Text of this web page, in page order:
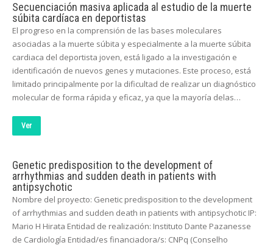
Secuenciación masiva aplicada al estudio de la muerte
súbita cardíaca en deportistas
El progreso en la comprensión de las bases moleculares
asociadas a la muerte súbita y especialmente a la muerte súbita
cardiaca del deportista joven, está ligado a la investigación e
identificación de nuevos genes y mutaciones. Este proceso, está
limitado principalmente por la dificultad de realizar un diagnóstico
molecular de forma rápida y eficaz, ya que la mayoría delas…
Ver
Genetic predisposition to the development of
arrhythmias and sudden death in patients with
antipsychotic
Nombre del proyecto: Genetic predisposition to the development
of arrhythmias and sudden death in patients with antipsychotic IP:
Mario H Hirata Entidad de realización: Instituto Dante Pazanesse
de Cardiología Entidad/es financiadora/s: CNPq (Conselho